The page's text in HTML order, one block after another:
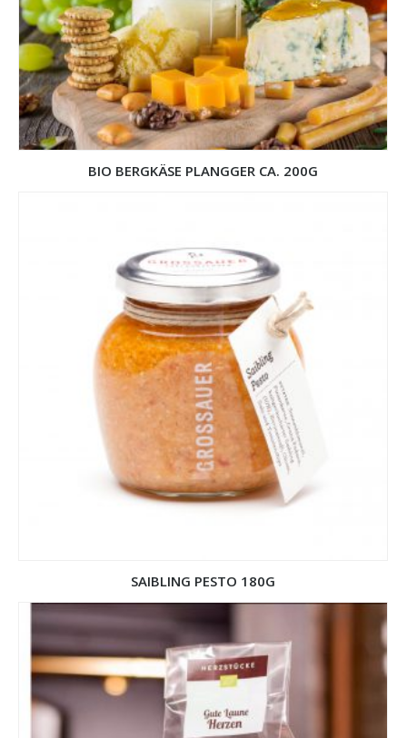
BIO BERGKÄSE PLANGGER CA. 200G
SAIBLING PESTO 180G